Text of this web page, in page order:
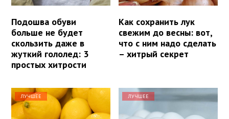
Подошва обуви
больше не будет
скользить даже в
жуткий гололед: 3
простых хитрости
Как сохранить лук
свежим до весны: вот,
что с ним надо сделать
– хитрый секрет
ЛУЧШЕЕ ЛУЧШЕЕ